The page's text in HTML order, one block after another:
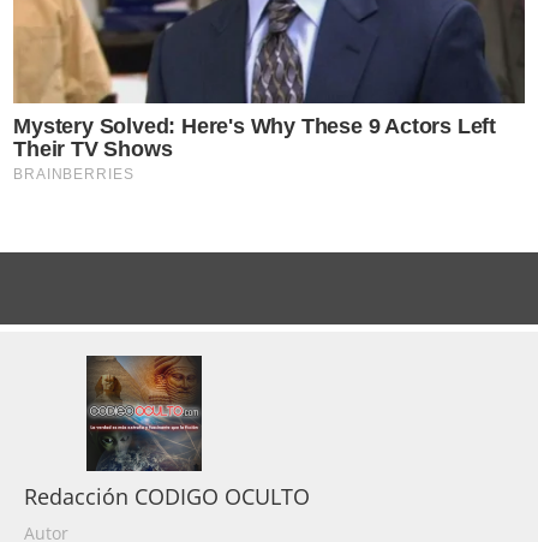
Redacción CODIGO OCULTO
Autor